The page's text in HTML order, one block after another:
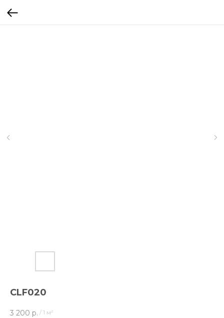
CLF020
3 200 р. / 1 м²